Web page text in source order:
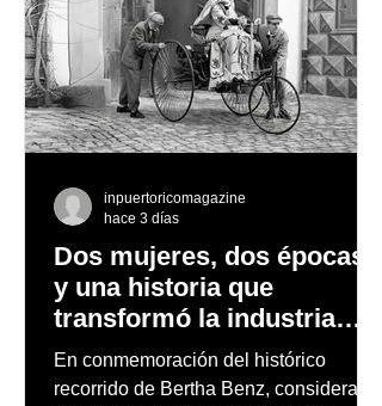
Dos mujeres, dos épocas
y una historia que
transformó la industria
automotriz
En conmemoración del histórico
recorrido de Bertha Benz, considerado
inpuertoricomagazine
hace 3 días